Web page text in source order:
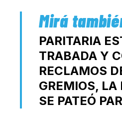
PARITARIA
TRABADA Y
RECLAMOS
GREMIOS, LA
SE PATEÓ